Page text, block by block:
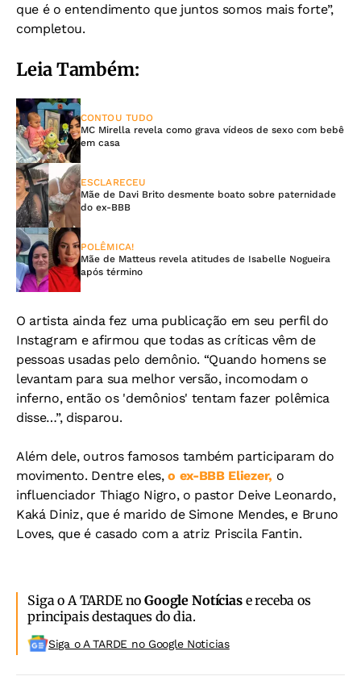
que é o entendimento que juntos somos mais forte”,
completou.
Leia Também:
CONTOU TUDO
MC Mirella revela como grava vídeos de sexo com bebê
em casa
ESCLARECEU
Mãe de Davi Brito desmente boato sobre paternidade
do ex-BBB
POLÊMICA!
Mãe de Matteus revela atitudes de Isabelle Nogueira
após término
O artista ainda fez uma publicação em seu perfil do
Instagram e afirmou que todas as críticas vêm de
pessoas usadas pelo demônio. “Quando homens se
levantam para sua melhor versão, incomodam o
inferno, então os 'demônios' tentam fazer polêmica
disse…”, disparou.
Além dele, outros famosos também participaram do
movimento. Dentre eles,o ex-BBB Eliezer, o
influenciador Thiago Nigro, o pastor Deive Leonardo,
Kaká Diniz, que é marido de Simone Mendes, e Bruno
Loves, que é casado com a atriz Priscila Fantin.
Siga o A TARDE noGoogle Notíciase receba os
principais destaques do dia.
Siga o A TARDE no Google Noticias